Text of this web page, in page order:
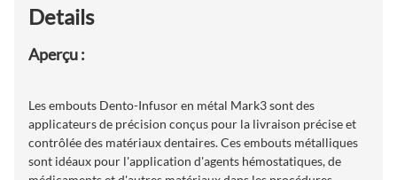
Details
Aperçu :
Les embouts Dento-Infusor en métal Mark3 sont des
applicateurs de précision conçus pour la livraison précise et
contrôlée des matériaux dentaires. Ces embouts métalliques
sont idéaux pour l'application d'agents hémostatiques, de